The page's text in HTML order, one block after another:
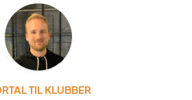
TIL KLUBBER